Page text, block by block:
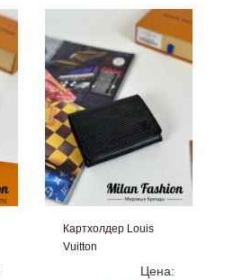
Картхолдер Louis
Vuitton
Цена: